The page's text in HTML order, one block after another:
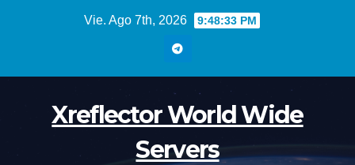
Vie. Ago 7th, 2026 9:48:34 PM
Xreflector World Wide
Servers